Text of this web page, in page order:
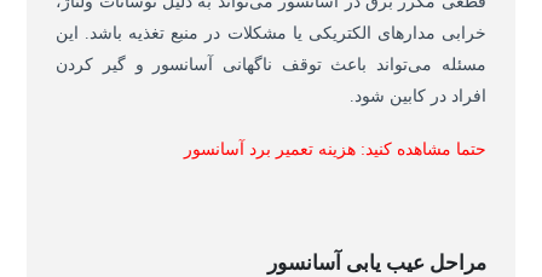
خرابی مدارهای الکتریکی یا مشکلات در منبع تغذیه باشد. این
مسئله می‌تواند باعث توقف ناگهانی آسانسور و گیر کردن
افراد در کابین شود.
حتما مشاهده کنید:هزینه تعمیر برد آسانسور
مراحل عیب‌ یابی آسانسور